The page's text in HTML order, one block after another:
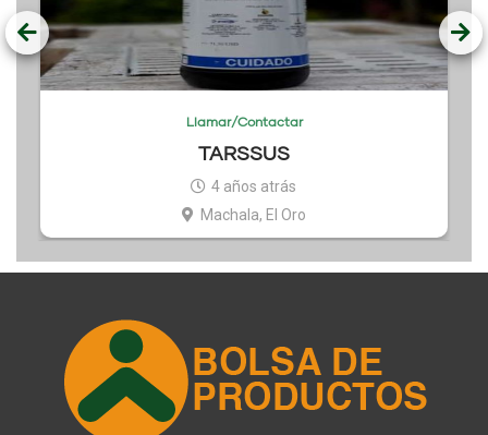
Llamar/Contactar
TARSSUS
4 años atrás
Machala, El Oro